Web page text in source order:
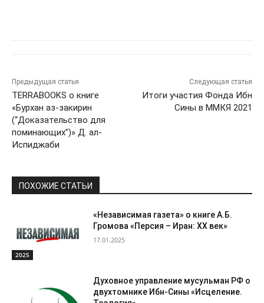
Предыдущая статья
TERRABOOKS о книге
«Бурхан аз-закирин
(“Доказательство для
поминающих”)» Д. ал-
Испиджаби
Следующая статья
Итоги участия Фонда Ибн
Сины в ММКЯ 2021
ПОХОЖИЕ СТАТЬИ
2025
«Независимая газета» о книге А.Б.
Громова «Персия – Иран: ХХ век»
17.01.2025
Духовное управление мусульман РФ о
двухтомнике Ибн-Сины «Исцеление.